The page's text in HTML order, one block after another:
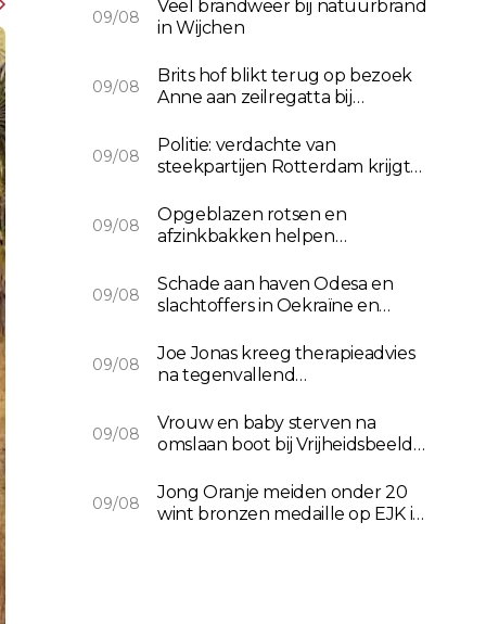
09/08
Veel brandweer bij natuurbrand
in Wijchen
09/08
Brits hof blikt terug op bezoek
Anne aan zeilregatta bij
09/08
Politie: verdachte van
steekpartijen Rotterdam krijgt
09/08
Opgeblazen rotsen en
afzinkbakken helpen
09/08
Schade aan haven Odesa en
slachtoffers in Oekraïne en
09/08
Joe Jonas kreeg therapieadvies
na tegenvallend
09/08
Vrouw en baby sterven na
omslaan boot bij Vrijheidsbeeld
09/08
Jong Oranje meiden onder 20
wint bronzen medaille op EJK in